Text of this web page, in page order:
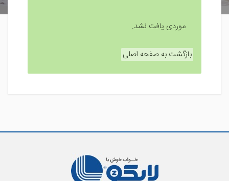
موردی یافت نشد.
بازگشت به صفحه اصلی